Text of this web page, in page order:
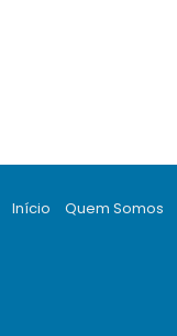
Início Quem Somos